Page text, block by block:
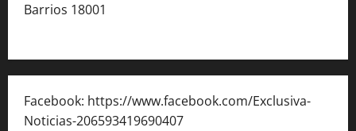
Barrios 18001
Facebook: https://www.facebook.com/Exclusiva-
Noticias-206593419690407